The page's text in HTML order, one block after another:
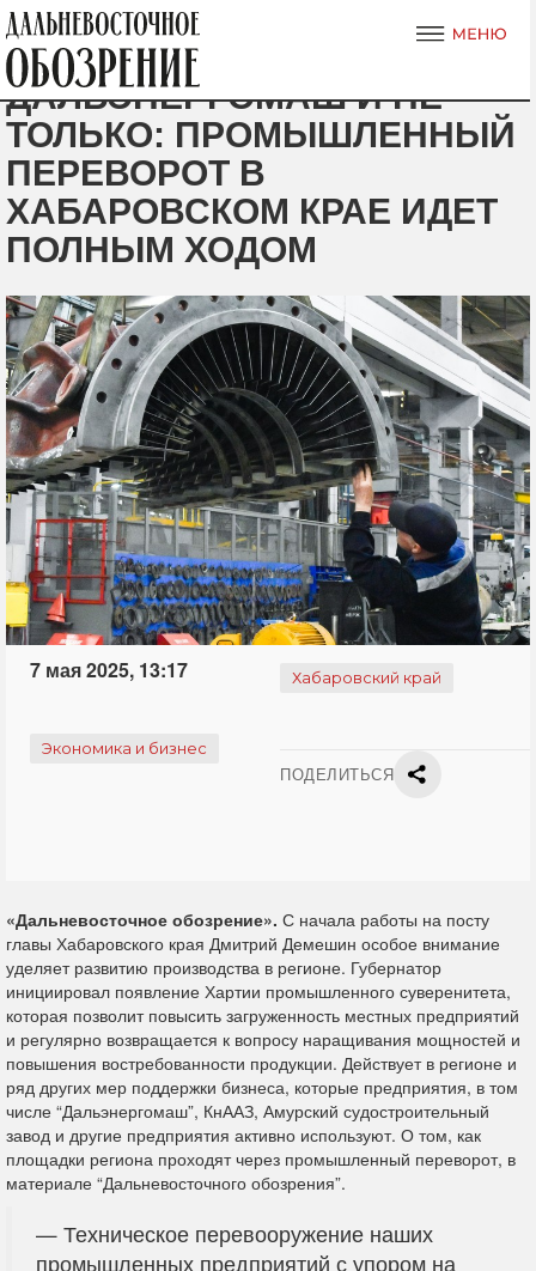
ДАЛЬЭНЕРГОМАШ И НЕ
ТОЛЬКО: ПРОМЫШЛЕННЫЙ
ПЕРЕВОРОТ В
ХАБАРОВСКОМ КРАЕ ИДЕТ
ПОЛНЫМ ХОДОМ
7 мая 2025, 13:17 Хабаровский край
Экономика и бизнес
ПОДЕЛИТЬСЯ
«Дальневосточное обозрение». С начала работы на посту
главы Хабаровского края Дмитрий Демешин особое внимание
уделяет развитию производства в регионе. Губернатор
инициировал появление Хартии промышленного суверенитета,
которая позволит повысить загруженность местных предприятий
и регулярно возвращается к вопросу наращивания мощностей и
повышения востребованности продукции. Действует в регионе и
ряд других мер поддержки бизнеса, которые предприятия, в том
числе “Дальэнергомаш”, КнААЗ, Амурский судостроительный
завод и другие предприятия активно используют. О том, как
площадки региона проходят через промышленный переворот, в
материале “Дальневосточного обозрения”.
— Техническое перевооружение наших
промышленных предприятий с упором на